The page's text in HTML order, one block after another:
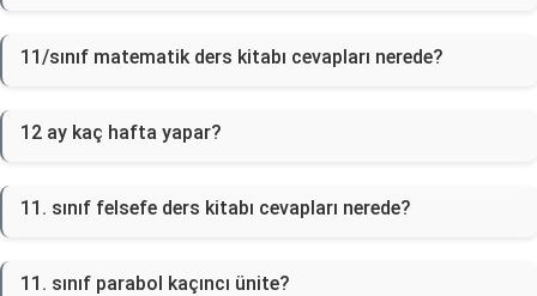
11/sınıf matematik ders kitabı cevapları nerede?
12 ay kaç hafta yapar?
11. sınıf felsefe ders kitabı cevapları nerede?
11. sınıf parabol kaçıncı ünite?